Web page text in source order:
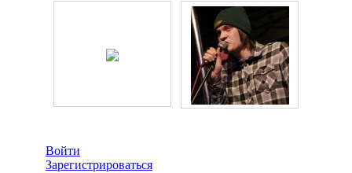
Войти
Зарегистрироваться